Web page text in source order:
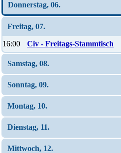
Donnerstag, 06.
Freitag, 07.
16:00 Civ - Freitags-Stammtisch
Samstag, 08.
Sonntag, 09.
Montag, 10.
Dienstag, 11.
Mittwoch, 12.